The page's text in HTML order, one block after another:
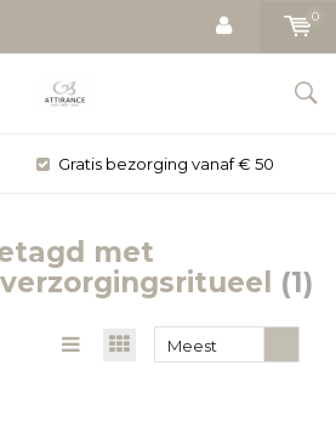
0
bezorging vanaf € 50
met
(1)
Meest